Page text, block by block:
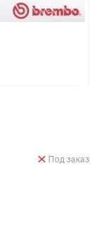
Под заказ